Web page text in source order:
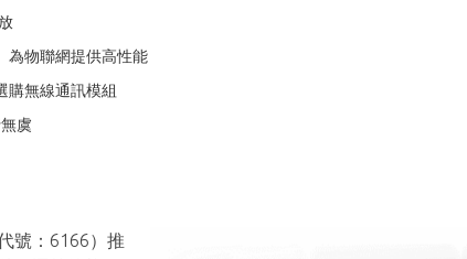
物聯網提供高性能
購無線通訊模組
虞
號：6166）推